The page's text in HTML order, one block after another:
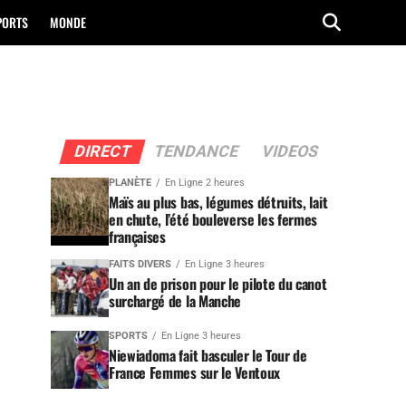
MONDE
DIRECT TENDANCE VIDEOS
PLANÈTE En Ligne 2 heures
Maïs au plus bas, légumes détruits, lait
en chute, l’été bouleverse les fermes
françaises
FAITS DIVERS En Ligne 3 heures
Un an de prison pour le pilote du canot
surchargé de la Manche
SPORTS En Ligne 3 heures
Niewiadoma fait basculer le Tour de
France Femmes sur le Ventoux